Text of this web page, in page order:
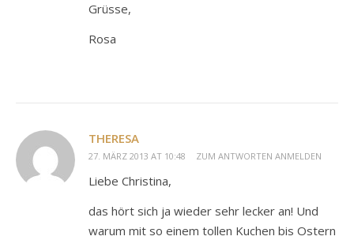
Grüsse,
Rosa
THERESA
27. MÄRZ 2013 AT 10:48 ZUM ANTWORTEN ANMELDEN
Liebe Christina,
das hört sich ja wieder sehr lecker an! Und
warum mit so einem tollen Kuchen bis Ostern